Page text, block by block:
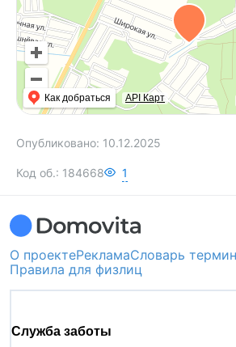
Как добраться API Карт
Опубликовано: 10.12.2025
Код об.: 184668 1
О проектеРекламаСловарь
Правила для физлиц
Служба заботы